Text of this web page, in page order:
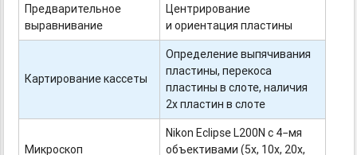
Предварительное
выравнивание
Центрирование
и ориентация пластины
Картирование кассеты
Определение выпячивания
пластины, перекоса
пластины в слоте, наличия
2х пластин в слоте
Микроскоп
Nikon Eclipse L200N с 4−мя
объективами (5х, 10х, 20х,